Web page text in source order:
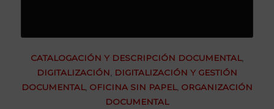
CATALOGACIÓN Y DESCRIPCIÓN DOCUMENTAL,
DIGITALIZACIÓN
DIGITALIZACIÓN Y GESTIÓN
DOCUMENTAL, OFICINA SIN PAPEL, ORGANIZACIÓN
DOCUMENTAL